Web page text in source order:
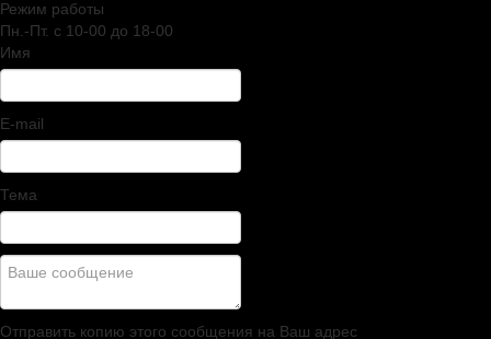
Режим работы
Пн.-Пт. c 10-00 до 18-00
Имя
E-mail
Тема
Отправить копию этого сообщения на Ваш адрес